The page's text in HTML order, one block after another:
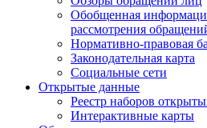
Обобщенная
рассмотрения
Нормативно-правовая
Законодательная карта
Социальные сети
Открытые данные
Реестр наборов
Интерактивные карты